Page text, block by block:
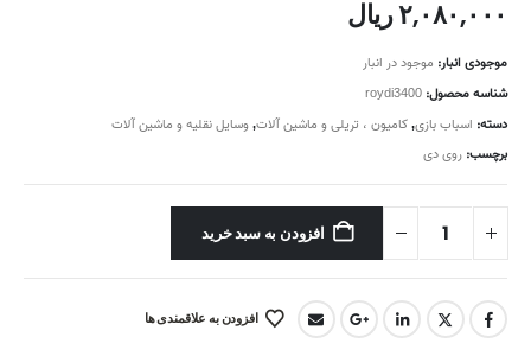
۲,۰۸۰,۰۰۰ریال
موجودی انبار: موجود در انبار
شناسه محصول: roydi3400
دسته: اسباب بازی,کامیون ، تریلی و ماشین آلات,وسایل نقلیه و ماشین آلات
برچسب: روی دی
افزودن به سبد خرید
افزودن به علاقمندی ها